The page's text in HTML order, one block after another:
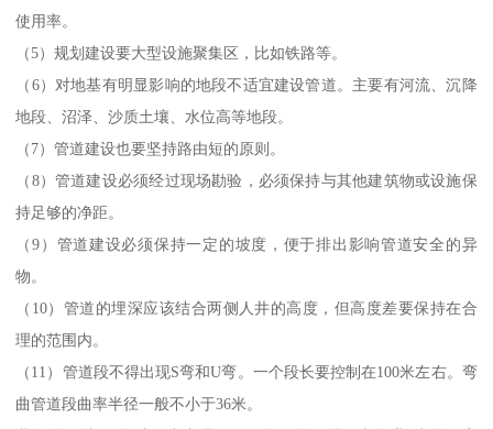
使用率。
（5）规划建设要大型设施聚集区，比如铁路等。
（6）对地基有明显影响的地段不适宜建设管道。主要有河流、沉降
地段、沼泽、沙质土壤、水位高等地段。
（7）管道建设也要坚持路由短的原则。
（8）管道建设必须经过现场勘验，必须保持与其他建筑物或设施保
持足够的净距。
（9）管道建设必须保持一定的坡度，便于排出影响管道安全的异
物。
（10）管道的埋深应该结合两侧人井的高度，但高度差要保持在合
理的范围内。
（11）管道段不得出现S弯和U弯。一个段长要控制在100米左右。弯
曲管道段曲率半径一般不小于36米。